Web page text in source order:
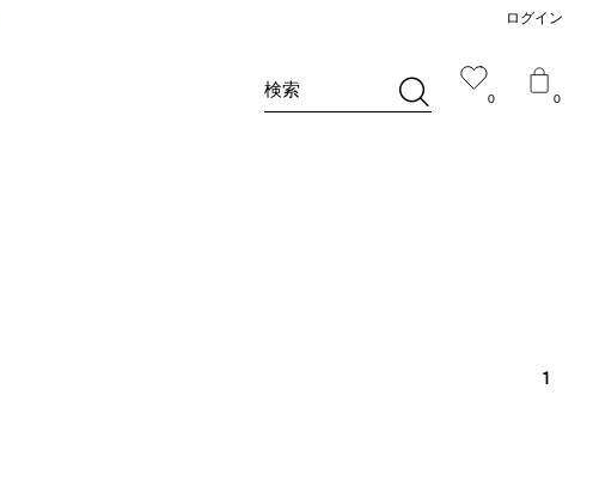
1
0 0
検索
ログイン